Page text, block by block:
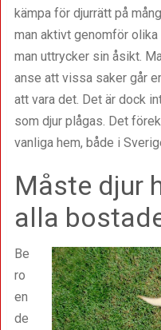
kämpa för djurrätt på
man aktivt genomför
man uttrycker sin åsikt.
anse att vissa saker går
att vara det. Det är dock
som djur plågas. Det
vanliga hem, både i
Måste djur
alla
Be
ro
en
de